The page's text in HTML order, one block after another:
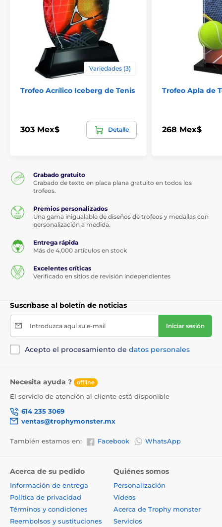
Variedades (3)
Trofeo Acrílico Iceberg de Tenis
303 Mex$ Detalle
Trofeo Apla de
268 Mex$
Grabado gratuito
Grabado de texto en placa plana gratuito en todos los
trofeos.
Premios personalizados
Una gama inigualable de diseños de trofeos y medallas con
personalización a medida.
Entrega rápida
Más de 4,000 artículos en stock
Excelentes críticas
Verificado en sitios de revisión independientes
Suscríbase al boletín de noticias
Introduzca aquí su e-mail Iniciar sesión
Acepto el procesamiento de datos personales
Necesita ayuda ? offline
El servicio de atención al cliente está disponible
614 235 3069
ventas@trophymonster.mx
También estamos en: Facebook WhatsApp
Acerca de su pedido
Información de entrega
Política de privacidad
Términos y condiciones
Reembolsos y sustituciones
Quiénes somos
Personalización
Vídeos
Acerca de Trophy monster
Servicios